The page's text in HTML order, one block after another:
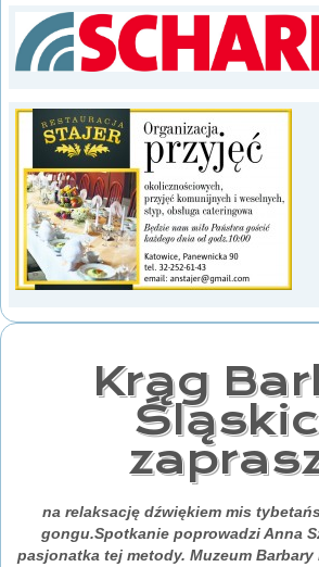
Krąg
na relaksację dźwiękiem mis
gongu.Spotkanie poprowadzi Anna
pasjonatka tej metody. Muzeum Barbary